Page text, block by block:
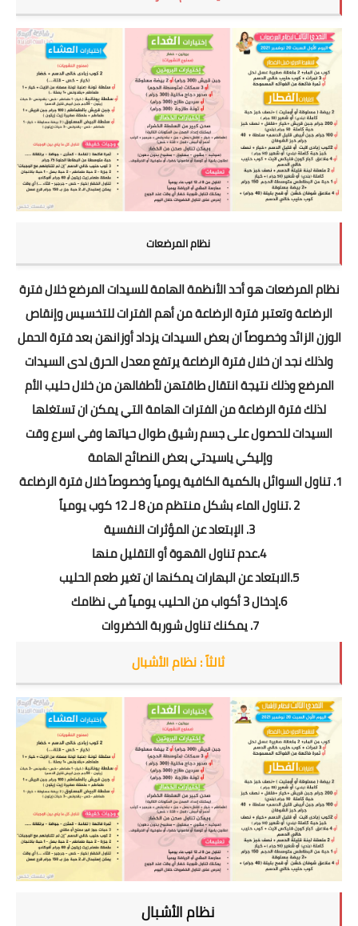
نظام المرضعات
نظام المرضعات هو أحد الأنظمة الهامة للسيدات المرضع خلال فترة
الرضاعة وتعتبر فترة الرضاعة من أهم الفترات للتخسيس وإنقاص
الوزن الزائد وخصوصاً ان بعض السيدات يزداد أوزانهن بعد فترة الحمل
ولذلك نجد ان خلال فترة الرضاعة يرتفع معدل الحرق لدى السيدات
المرضع وذلك نتيجة انتقال طاقتهن لأطفالهن من خلال حليب الأم
لذلك فترة الرضاعة من الفترات الهامة التي يمكن ان تستغلها
السيدات للحصول على جسم رشيق طوال حياتها وفي اسرع وقت
وإليكي ياسيدتي بعض النصائح الهامة
1. تناول السوائل بالكمية الكافية يومياً وخصوصاً خلال فترة الرضاعة
2 .تناول الماء بشكل منتظم من 8 لـ 12 كوب يومياً
3. الإبتعاد عن المؤثرات النفسية
4.عدم تناول القهوة أو التقليل منها
5.الابتعاد عن البهارات يمكنها ان تغير طعم الحليب
6.إدخال 3 أكواب من الحليب يومياً في نظامك
7. يمكنك تناول شوربة الخضروات
ثالثاً : نظام الأشبال
نظام الأشبال